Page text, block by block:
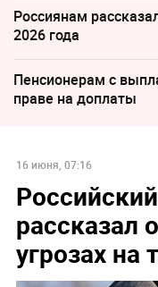
Россиянам
2026 года
Пенсионерам с
праве на доплаты
16 июня, 07:16
рассказал
угрозах на